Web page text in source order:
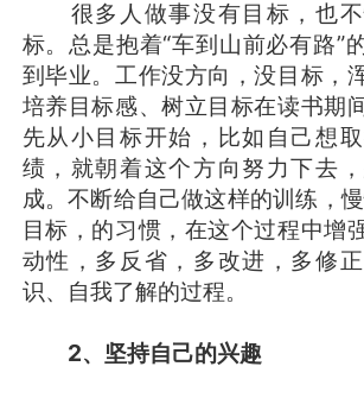
很多人做事没有目标，也不
标。总是抱着“车到山前必有路”
到毕业。工作没方向，没目标，
培养目标感、树立目标在读书期
先从小目标开始，比如自己想
绩，就朝着这个方向努力下去
成。不断给自己做这样的训练，
目标，的习惯，在这个过程中增
动性，多反省，多改进，多修
识、自我了解的过程。
2、坚持自己的兴趣